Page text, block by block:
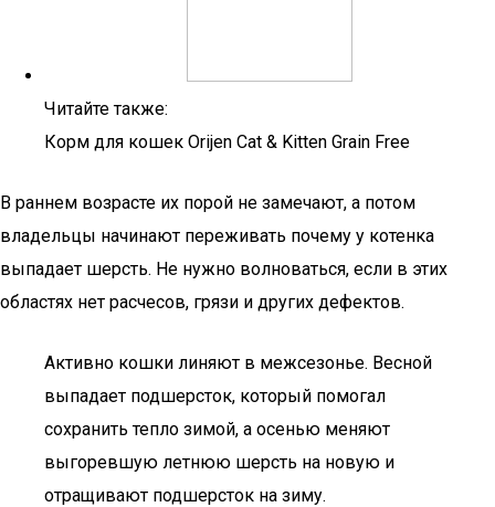
Читайте также:
Корм для кошек Orijen Cat & Kitten Grain Free
В раннем возрасте их порой не замечают, а потом
владельцы начинают переживать почему у котенка
выпадает шерсть. Не нужно волноваться, если в этих
областях нет расчесов, грязи и других дефектов.
Активно кошки линяют в межсезонье. Весной
выпадает подшерсток, который помогал
сохранить тепло зимой, а осенью меняют
выгоревшую летнюю шерсть на новую и
отращивают подшерсток на зиму.